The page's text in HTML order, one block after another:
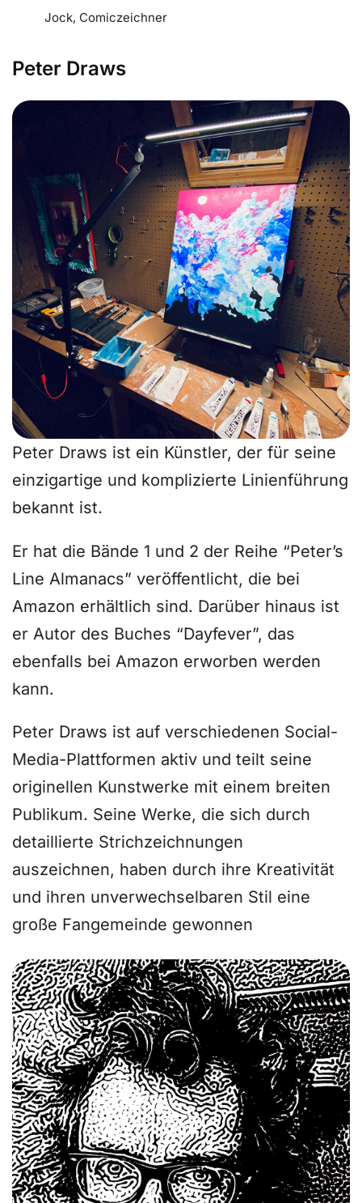
Jock, Comiczeichner
Peter Draws
Peter Draws ist ein Künstler, der für seine
einzigartige und komplizierte Linienführung
bekannt ist.
Er hat die Bände 1 und 2 der Reihe “Peter’s
Line Almanacs” veröffentlicht, die bei
Amazon erhältlich sind. Darüber hinaus ist
er Autor des Buches “Dayfever”, das
ebenfalls bei Amazon erworben werden
kann.
Peter Draws ist auf verschiedenen Social-
Media-Plattformen aktiv und teilt seine
originellen Kunstwerke mit einem breiten
Publikum. Seine Werke, die sich durch
detaillierte Strichzeichnungen
auszeichnen, haben durch ihre Kreativität
und ihren unverwechselbaren Stil eine
große Fangemeinde gewonnen